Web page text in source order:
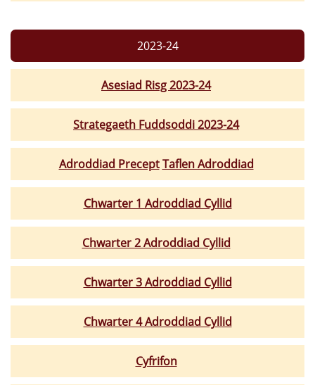
2023-24
Asesiad Risg 2023-24
Strategaeth Fuddsoddi 2023-24
Adroddiad Precept Taflen Adroddiad
Chwarter 1 Adroddiad Cyllid
Chwarter 2 Adroddiad Cyllid
Chwarter 3 Adroddiad Cyllid
Chwarter 4 Adroddiad Cyllid
Cyfrifon